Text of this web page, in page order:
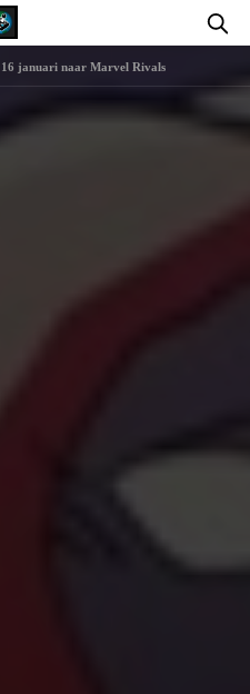
januari naar Marvel Rivals